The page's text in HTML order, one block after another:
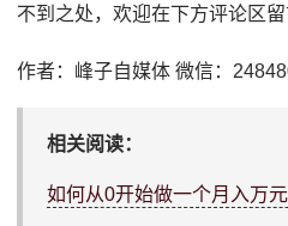
不到之处，欢迎在下方评论区
作者：峰子自媒体 微信：
相关阅读：
如何从0开始做一个月入万